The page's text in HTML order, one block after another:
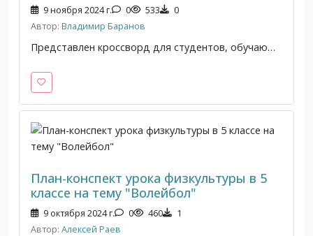
9 ноября 2024 г. 0 533 0
Автор: Владимир Баранов
Представлен кроссворд для студентов, обучающихся по профессиям и специальностям СПО, входящим в состав укрупненных групп «Транспортные средства», «Металлургия, машиностроение и материалообработка». Для общего развития обучающихся, для проведения внеклассных мероприятий, викторин, выполнения внеаудиторной самостоятельной работы.
План-конспект урока физкультуры в 5
классе на тему "Волейбол"
9 октября 2024 г. 0 460 1
Автор: Алексей Раев